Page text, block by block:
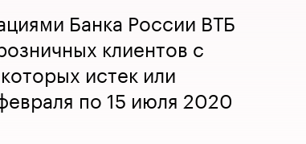
Банка России ВТБ
клиентов с
истек или
по 15 июля 2020